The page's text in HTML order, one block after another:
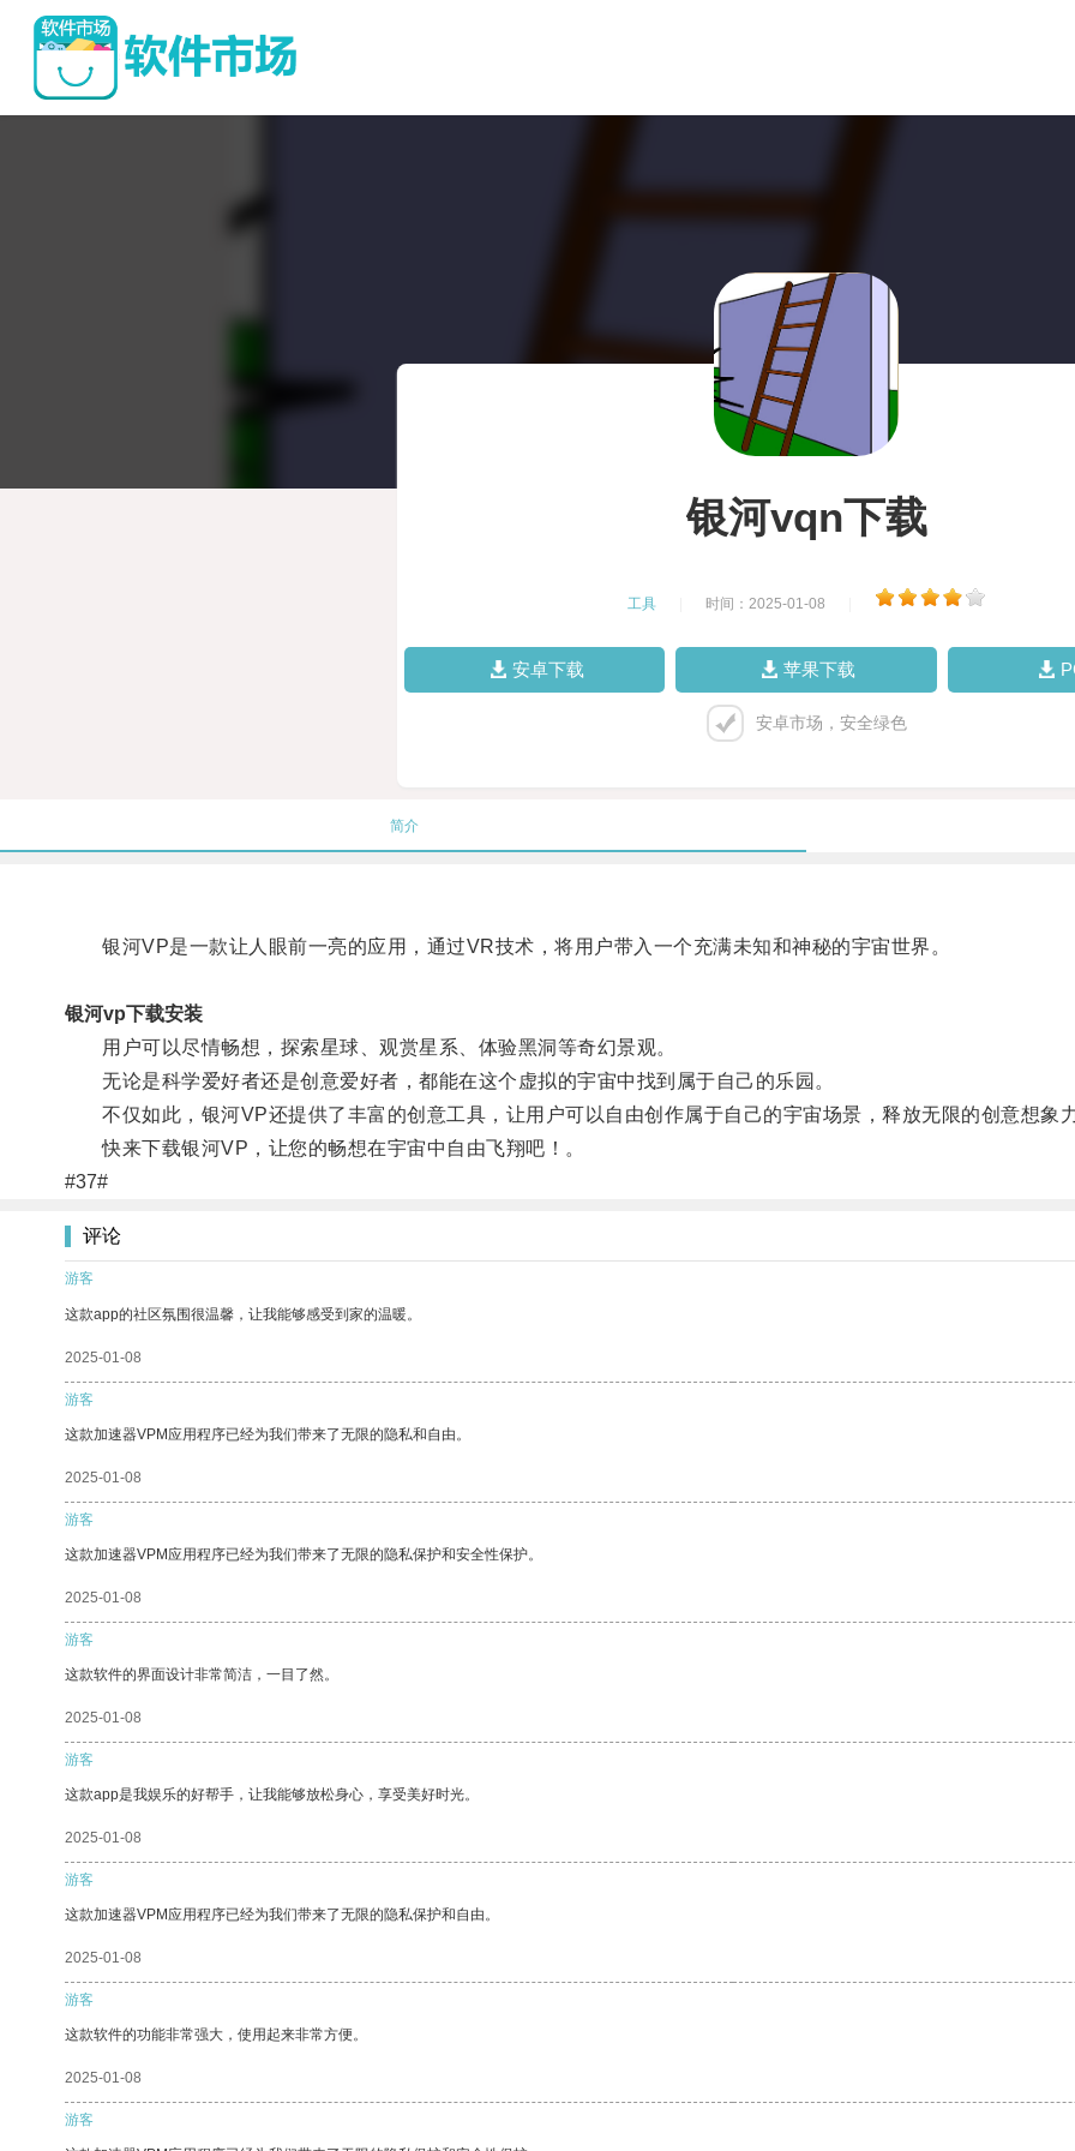
银河vqn下载
工具 时间：2025-01-08
安卓下载 苹果下载
安卓市场，安全绿色
简介
银河VP是一款让人眼前一亮的应用，通过VR技术，将用户带入一个充满未知和神秘的宇宙世界。
银河vp下载安装
用户可以尽情畅想，探索星球、观赏星系、体验黑洞等奇幻景观。
无论是科学爱好者还是创意爱好者，都能在这个虚拟的宇宙中找到属于自己的乐园。
不仅如此，银河VP还提供了丰富的创意工具，让用户可以自由创作属于自己的宇宙场景，释放无限的创意想象力
快来下载银河VP，让您的畅想在宇宙中自由飞翔吧！。
#37#
评论
游客
这款app的社区氛围很温馨，让我能够感受到家的温暖。
2025-01-08
游客
这款加速器VPM应用程序已经为我们带来了无限的隐私和自由。
2025-01-08
游客
这款加速器VPM应用程序已经为我们带来了无限的隐私保护和安全性保护。
2025-01-08
游客
这款软件的界面设计非常简洁，一目了然。
2025-01-08
游客
这款app是我娱乐的好帮手，让我能够放松身心，享受美好时光。
2025-01-08
游客
这款加速器VPM应用程序已经为我们带来了无限的隐私保护和自由。
2025-01-08
游客
这款软件的功能非常强大，使用起来非常方便。
2025-01-08
游客